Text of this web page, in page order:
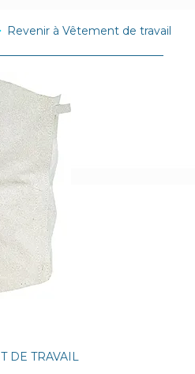
Revenir à Vêtement de travail
DE TRAVAIL